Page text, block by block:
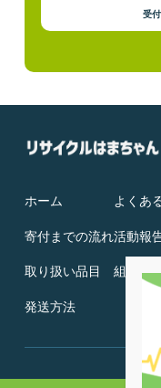
受
ホーム
寄付までの流れ
取り扱い品目
発送方法
よくあ
活動報
組織概